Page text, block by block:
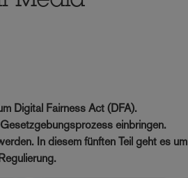
Digital Fairness Act (DFA).
einbringen.
In diesem fünften Teil geht es um